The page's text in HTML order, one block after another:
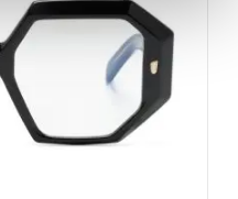
želja